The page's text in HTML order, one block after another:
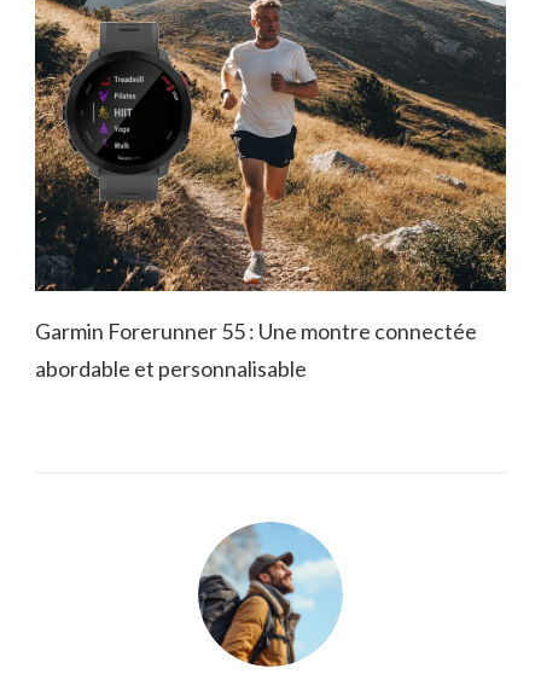
Garmin Forerunner 55 : Une montre connectée
abordable et personnalisable